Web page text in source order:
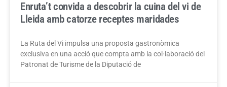
Enruta’t convida a descobrir la cuina del vi de
Lleida amb catorze receptes maridades
La Ruta del Vi impulsa una proposta gastronòmica
exclusiva en una acció que compta amb la col·laboració del
Patronat de Turisme de la Diputació de